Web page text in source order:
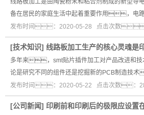
线路板加工是由陶瓷粉末和粘合剂制成的新
备在居民的家庭生活中起着重要作用，电
发布时间：2020-05-28 点击次数
[技术知识] 线路板加工生产的核心灵魂是
多年来，smt贴片插件加工对产品改进和
论是研究不同的组件还是挖掘新的PCB制造技
发布时间：2020-05-22 点击次数：
[公司新闻] 印刷前和印刷后的极限应设